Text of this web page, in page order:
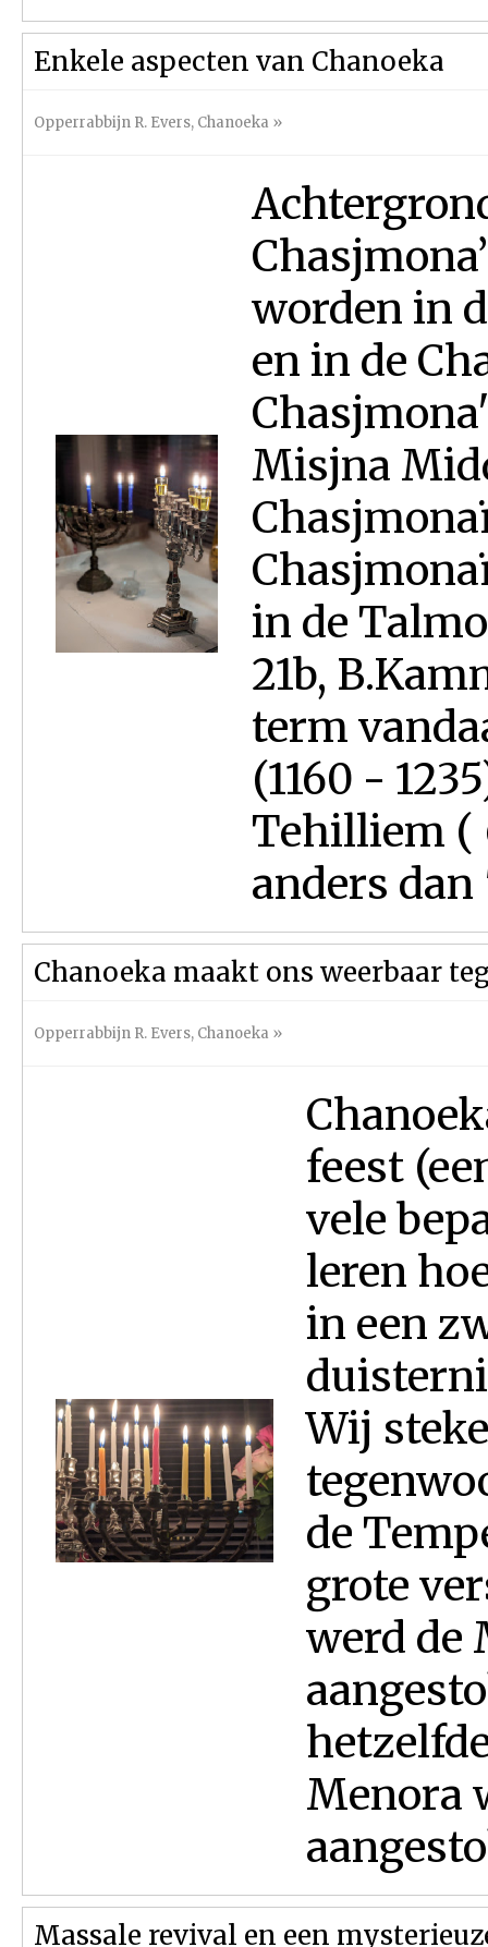
Enkele aspecten van Chanoeka
Opperrabbijn R. Evers, Chanoeka »
worden in
en in de
Misjna
in de
21b,
term
(1160 -
Tehilliem (
anders dan
Chanoeka maakt ons weerbaar
Opperrabbijn R. Evers, Chanoeka »
feest
vele
leren
in een
Wij
de
grote
werd de
Menora
Massale revival en een